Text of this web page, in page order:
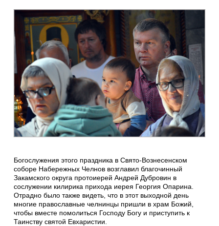
Богослужения этого праздника в Свято-Вознесенском
соборе Набережных Челнов возглавил благочинный
Закамского округа протоиерей Андрей Дубровин в
сослужении килирика прихода иерея Георгия Опарина.
Отрадно было также видеть, что в этот выходной день
многие православные челнинцы пришли в храм Божий,
чтобы вместе помолиться Господу Богу и приступить к
Таинству святой Евхаристии.